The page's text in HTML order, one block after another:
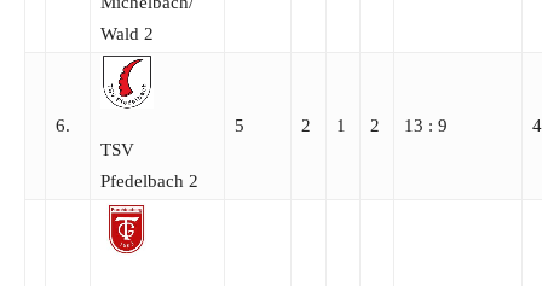
Wald 2
6.
TSV
Pfedelbach 2
5 2 1 2 13 : 9 4